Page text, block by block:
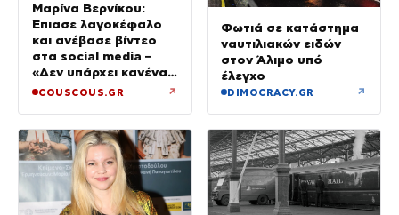
Μαρίνα Βερνίκου:
Έπιασε λαγοκέφαλο
και ανέβασε βίντεο
στα social media –
«Δεν υπάρχει κανένας
λόγος να φοβόμαστε»
COUSCOUS.GR ↗
Φωτιά σε κατάστημα
ναυτιλιακών ειδών
στον Άλιμο υπό
έλεγχο
DIMOCRACY.GR ↗